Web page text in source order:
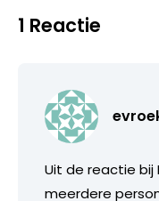
1 Reactie
Uit de reactie bij
meerdere